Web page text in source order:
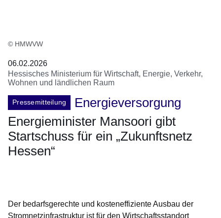
© HMWVW
06.02.2026
Hessisches Ministerium für Wirtschaft, Energie, Verkehr,
Wohnen und ländlichen Raum
Pressemitteilung
Energieversorgung
Energieminister Mansoori gibt
Startschuss für ein „Zukunftsnetz
Hessen“
Der bedarfsgerechte und kosteneffiziente Ausbau der
Stromnetzinfrastruktur ist für den Wirtschaftsstandort